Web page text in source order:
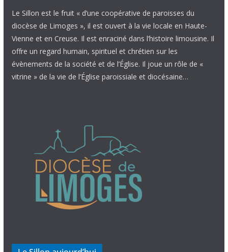
Le Sillon est le fruit « d’une coopérative de paroisses du
diocèse de Limoges », il est ouvert à la vie locale en Haute-
Vienne et en Creuse. Il est enraciné dans l’histoire limousine. Il
offre un regard humain, spirituel et chrétien sur les
évènements de la société et de l’Église. Il joue un rôle de «
vitrine » de la vie de l’Église paroissiale et diocésaine…